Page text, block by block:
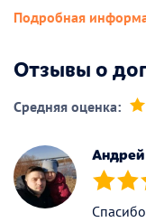
Подробная
Отзывы о
Средняя оценка:
(*) (*)